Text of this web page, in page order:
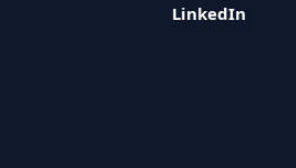
LinkedIn